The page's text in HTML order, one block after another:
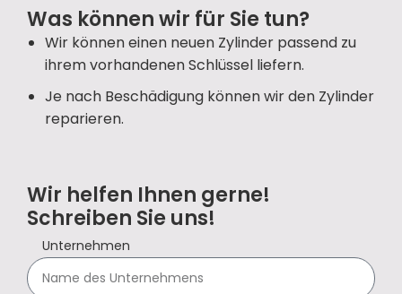
Was können wir für Sie tun?
Wir können einen neuen Zylinder passend zu
ihrem vorhandenen Schlüssel liefern.
Je nach Beschädigung können wir den Zylinder
reparieren.
Wir helfen Ihnen gerne!
Schreiben Sie uns!
Unternehmen